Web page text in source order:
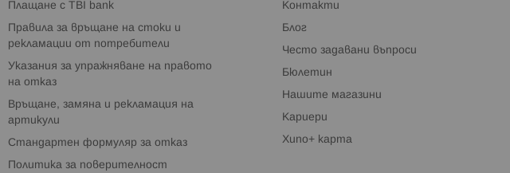
Плащане с TBI bank
Правила за връщане на стоки и
рекламации от потребители
Указания за упражняване на правото
на отказ
Връщане, замяна и рекламация на
артикули
Стандартен формуляр за отказ
Политика за поверителност
Контакти
Блог
Често задавани въпроси
Бюлетин
Нашите магазини
Кариери
Хипо+ карта